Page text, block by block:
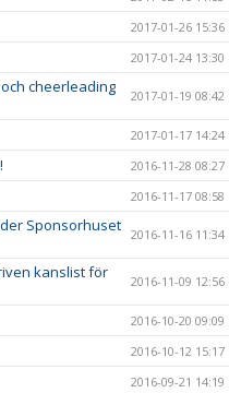
2017-01-26 15:36
2017-01-24 13:30
cheerleading
2017-01-19 08:42
2017-01-17 14:24
2016-11-28 08:27
2016-11-17 08:58
Sponsorhuset 2016-11-16 11:34
kanslist för
2016-11-09 12:56
2016-10-20 09:09
2016-10-12 15:17
2016-09-21 14:19